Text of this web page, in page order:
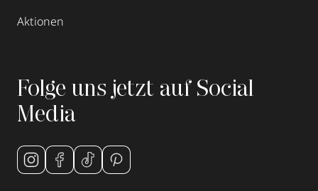
Aktionen
Folge uns jetzt auf Social
Media